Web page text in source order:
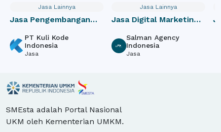
Jasa Lainnya
Pengembangan
PT Kuli Kode
Indonesia
Jasa
Jasa Lainnya
Jasa Digital Marketing
Salman Agency
Indonesia
Jasa
Jasa
SMEsta adalah Portal Nasional
UKM oleh Kementerian UMKM.